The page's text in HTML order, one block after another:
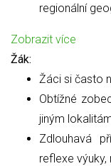
regionální
Zobrazit více
Žák:
Žáci si často
Obtížné
jiným
Zdlouhavá
reflexe výuky,